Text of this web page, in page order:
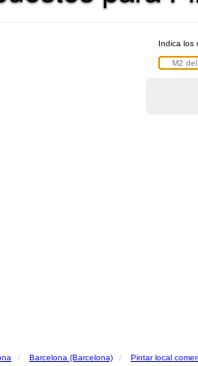
Indica los
Barcelona (Barcelona) Pintar local